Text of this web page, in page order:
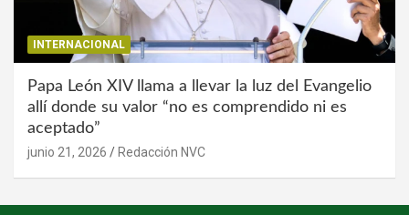
INTERNACIONAL
Papa León XIV llama a llevar la luz del Evangelio
allí donde su valor “no es comprendido ni es
aceptado”
junio 21, 2026 Redacción NVC